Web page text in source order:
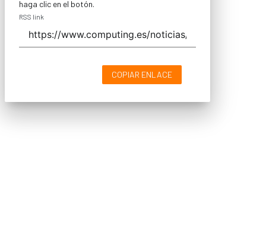
haga clic en el botón.
RSS link
COPIAR ENLACE